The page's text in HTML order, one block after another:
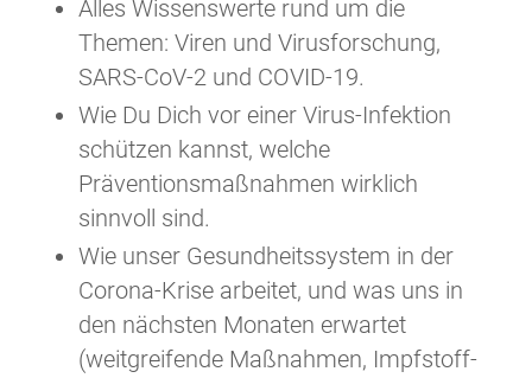
Alles Wissenswerte rund um die
Themen: Viren und Virusforschung,
SARS-CoV-2 und COVID-19.
Wie Du Dich vor einer Virus-Infektion
schützen kannst, welche
Präventionsmaßnahmen wirklich
sinnvoll sind.
Wie unser Gesundheitssystem in der
Corona-Krise arbeitet, und was uns in
den nächsten Monaten erwartet
(weitgreifende Maßnahmen, Impfstoff-